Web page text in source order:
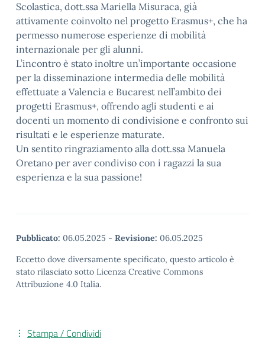
Scolastica, dott.ssa Mariella Misuraca, già
attivamente coinvolto nel progetto Erasmus+, che ha
permesso numerose esperienze di mobilità
internazionale per gli alunni.
L’incontro è stato inoltre un’importante occasione
per la disseminazione intermedia delle mobilità
effettuate a Valencia e Bucarest nell’ambito dei
progetti Erasmus+, offrendo agli studenti e ai
docenti un momento di condivisione e confronto sui
risultati e le esperienze maturate.
Un sentito ringraziamento alla dott.ssa Manuela
Oretano per aver condiviso con i ragazzi la sua
esperienza e la sua passione!
Pubblicato: 06.05.2025 - Revisione: 06.05.2025
Eccetto dove diversamente specificato, questo articolo è
stato rilasciato sotto Licenza Creative Commons
Attribuzione 4.0 Italia.
Stampa / Condividi